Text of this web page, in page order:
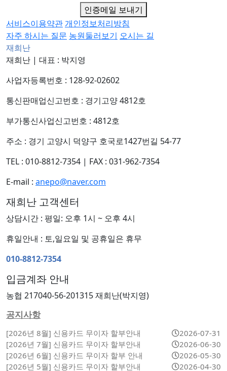
인증메일 보내기
서비스이용약관 개인정보처리방침
자주 하시는 질문 농원둘러보기 오시는 길
재희난
재희난 | 대표 : 박지영
사업자등록번호 : 128-92-02602
통신판매업신고번호 : 경기고양 4812호
부가통신사업신고번호 : 4812호
주소 : 경기 고양시 덕양구 호국로1427번길 54-77
TEL : 010-8812-7354 | FAX : 031-962-7354
E-mail : anepo@naver.com
재희난 고객센터
상담시간 : 평일: 오후 1시 ~ 오후 4시
휴일안내 : 토,일요일 및 공휴일은 휴무
010-8812-7354
입금계좌 안내
농협 217040-56-201315 재희난(박지영)
공지사항
[2026년 8월] 신용카드 무이자 할부안내
2026-07-31
[2026년 7월] 신용카드 무이자 할부안내
2026-06-30
[2026년 6월] 신용카드 무이자 할부 안내
2026-05-30
[2026년 5월] 신용카드 무이자 할부안내
2026-04-30